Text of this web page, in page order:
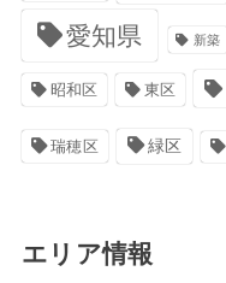
愛知県 新築
昭和区 東区
瑞穂区 緑区
エリア情報